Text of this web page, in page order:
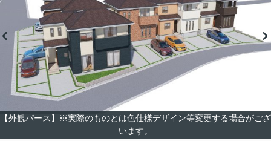
【外観パース】※実際のものとは色仕様デザイン等変更する場合がござ
います。